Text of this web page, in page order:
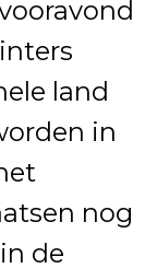
land
in
nog
de